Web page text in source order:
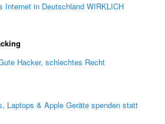
Internet in Deutschland WIRKLICH
Hacker, schlechtes Recht
Laptops & Apple Geräte spenden statt